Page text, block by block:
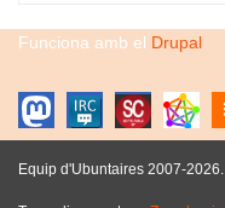
Funciona amb el Drupal
Equip d'Ubuntaires 2007-2026.